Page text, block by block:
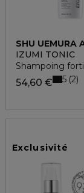
SHU UEMURA
HAIR
IZUMI TONIC
Shampoing
54,60 € 5 2
Exclusivité